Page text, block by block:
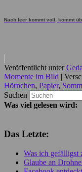
Nach leer kommt voll, kommt
Veröffentlicht unter
Momente im Bild |
Hörnchen, Papier,
Suchen
Was viel gelesen wird:
Das Letzte:
Was ich gefälligst
Glaube an